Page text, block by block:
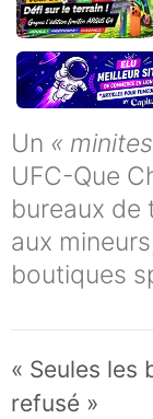
Un «
UFC-Que
bureaux de
aux
boutiques
« Seules les
refusé »